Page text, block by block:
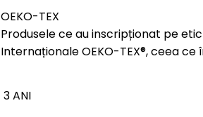
OEKO-TEX
Produsele ce au inscripționat pe
Internaționale OEKO-TEX®, ceea
3 ANI